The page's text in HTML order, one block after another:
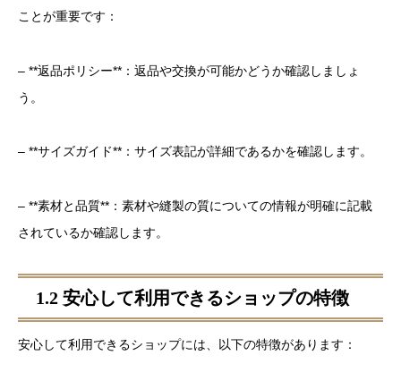
ことが重要です：
– **返品ポリシー**：返品や交換が可能かどうか確認しましょ
う。
– **サイズガイド**：サイズ表記が詳細であるかを確認します。
– **素材と品質**：素材や縫製の質についての情報が明確に記載
されているか確認します。
1.2 安心して利用できるショップの特徴
安心して利用できるショップには、以下の特徴があります：